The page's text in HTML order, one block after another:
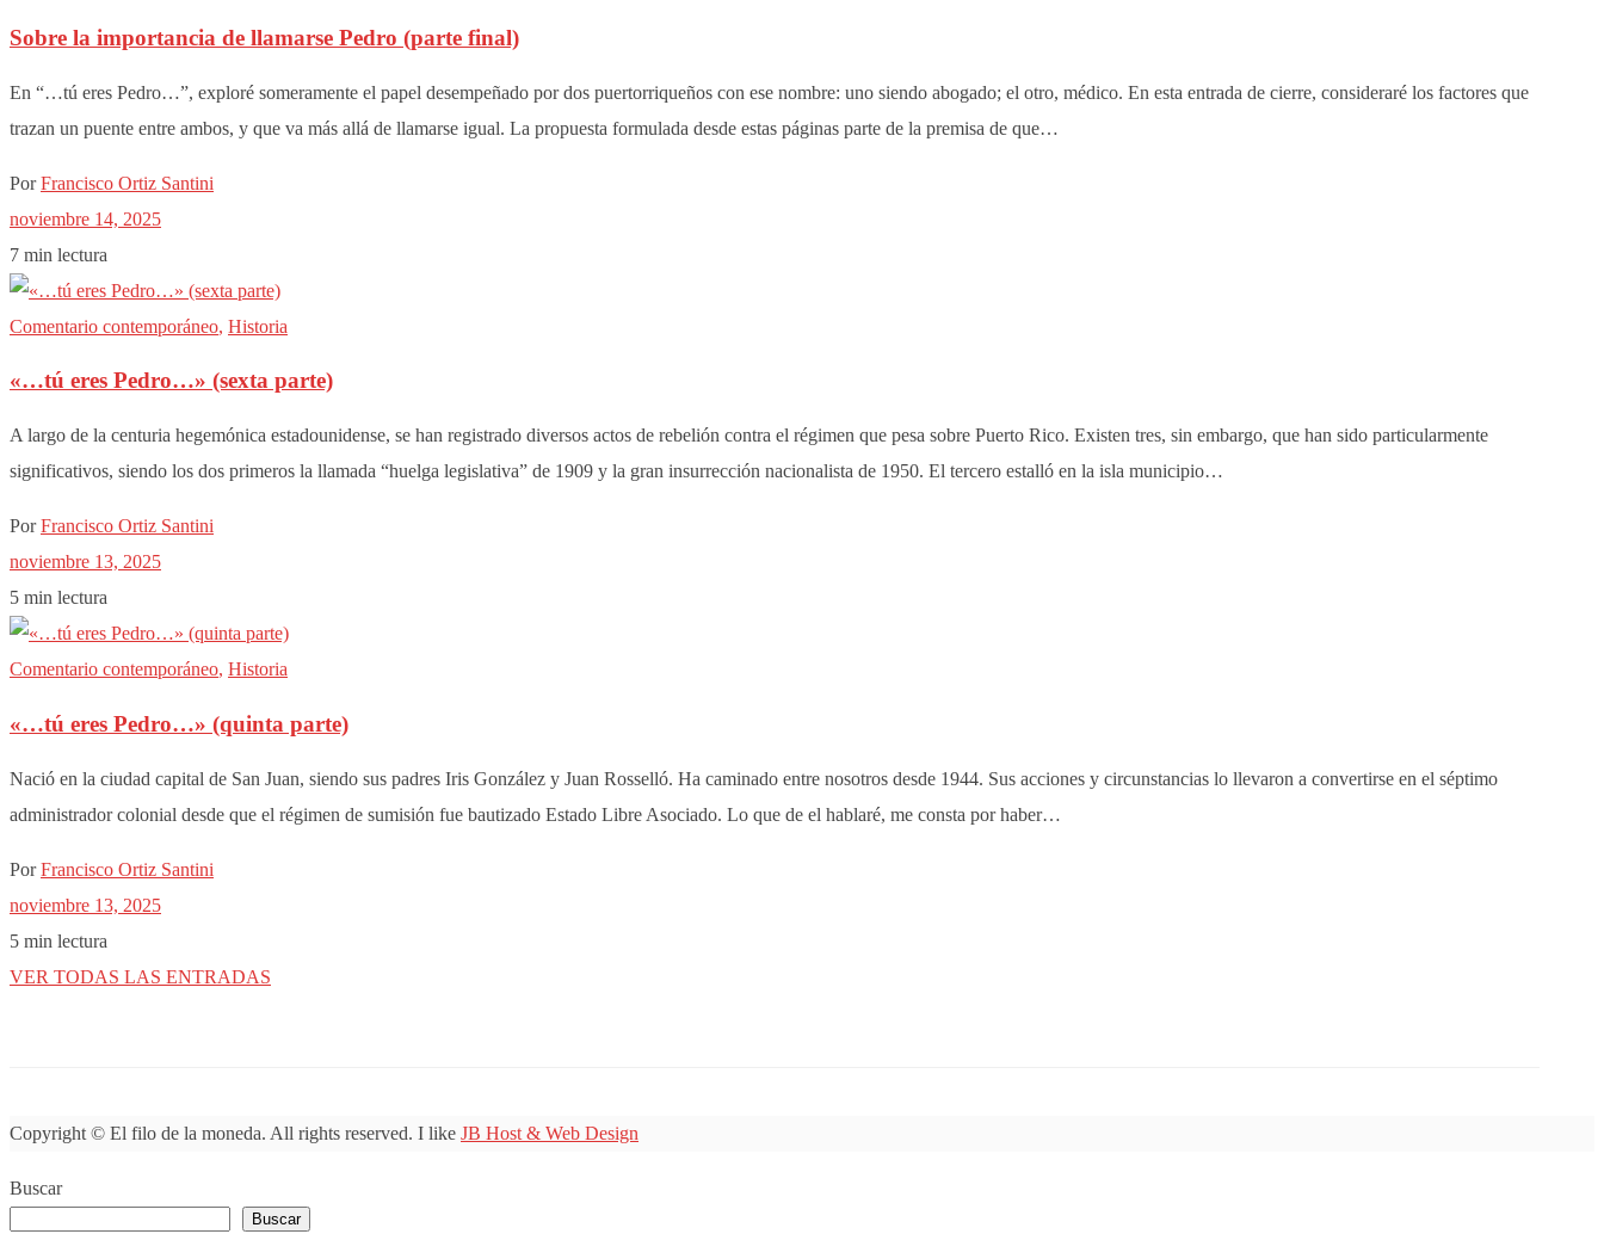
Sobre la importancia de llamarse Pedro (parte final)
En “…tú eres Pedro…”, exploré someramente el papel desempeñado por dos puertorriqueños con ese nombre: uno siendo abogado; el otro, médico. En esta entrada de cierre, consideraré los factores que
trazan un puente entre ambos, y que va más allá de llamarse igual. La propuesta formulada desde estas páginas parte de la premisa de que…
PorFrancisco Ortiz Santini
noviembre 14, 2025
7 min lectura
Comentario contemporáneo, Historia
«…tú eres Pedro…» (sexta parte)
A largo de la centuria hegemónica estadounidense, se han registrado diversos actos de rebelión contra el régimen que pesa sobre Puerto Rico. Existen tres, sin embargo, que han sido particularmente
significativos, siendo los dos primeros la llamada “huelga legislativa” de 1909 y la gran insurrección nacionalista de 1950. El tercero estalló en la isla municipio…
PorFrancisco Ortiz Santini
noviembre 13, 2025
5 min lectura
Comentario contemporáneo, Historia
«…tú eres Pedro…» (quinta parte)
Nació en la ciudad capital de San Juan, siendo sus padres Iris González y Juan Rosselló. Ha caminado entre nosotros desde 1944. Sus acciones y circunstancias lo llevaron a convertirse en el séptimo
administrador colonial desde que el régimen de sumisión fue bautizado Estado Libre Asociado. Lo que de el hablaré, me consta por haber…
PorFrancisco Ortiz Santini
noviembre 13, 2025
5 min lectura
VER TODAS LAS ENTRADAS
Copyright © El filo de la moneda. All rights reserved. I like JB Host & Web Design
Buscar
Buscar